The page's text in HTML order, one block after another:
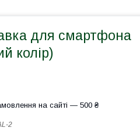
для смартфона
колір)
на сайті — 500 ₴
2